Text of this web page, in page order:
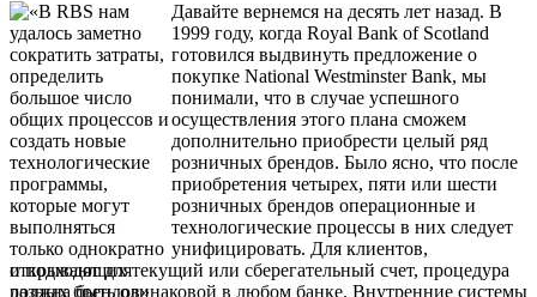
Давайте вернемся на десять лет назад. В
1999 году, когда Royal Bank of Scotland
готовился выдвинуть предложение о
покупке National Westminster Bank, мы
понимали, что в случае успешного
осуществления этого плана сможем
дополнительно приобрести целый ряд
розничных брендов. Было ясно, что после
приобретения четырех, пяти или шести
розничных брендов операционные и
технологические процессы в них следует
унифицировать. Для клиентов,
открывающих текущий или сберегательный счет, процедура
должна быть одинаковой в любом банке. Внутренние системы